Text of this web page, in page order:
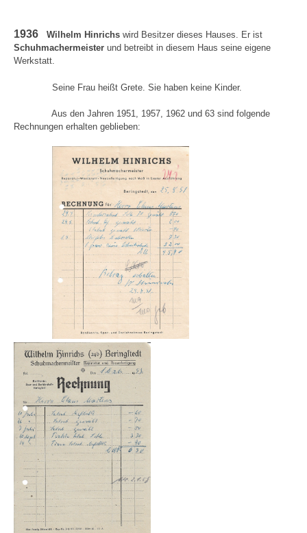
1936 Wilhelm Hinrichs wird Besitzer dieses Hauses. Er ist
Schuhmachermeister und betreibt in diesem Haus seine eigene
Werkstatt.
Seine Frau heißt Grete. Sie haben keine Kinder.
Aus den Jahren 1951, 1957, 1962 und 63 sind folgende
Rechnungen erhalten geblieben: